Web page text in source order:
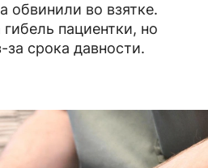
обвинили во взятке.
пациентки, но
срока давности.